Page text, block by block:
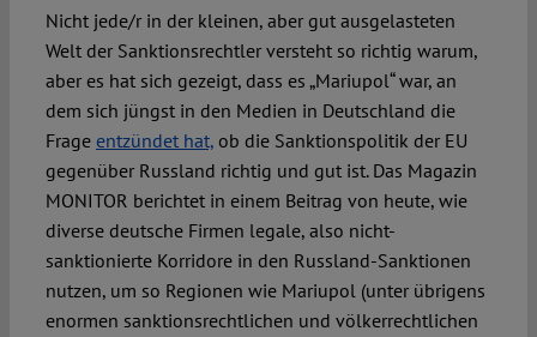
Authors
Spotlight
Nicht jede/r in der kleinen, aber gut ausgelasteten
Welt der Sanktionsrechtler versteht so richtig warum,
aber es hat sich gezeigt, dass es „Mariupol“ war, an
dem sich jüngst in den Medien in Deutschland die
Frage entzündet hat,ob die Sanktionspolitik der EU
gegenüber Russland richtig und gut ist. Das Magazin
MONITOR berichtet in einem Beitrag von heute, wie
diverse deutsche Firmen legale, also nicht-
sanktionierte Korridore in den Russland-Sanktionen
nutzen, um so Regionen wie Mariupol (unter übrigens
enormen sanktionsrechtlichen und völkerrechtlichen